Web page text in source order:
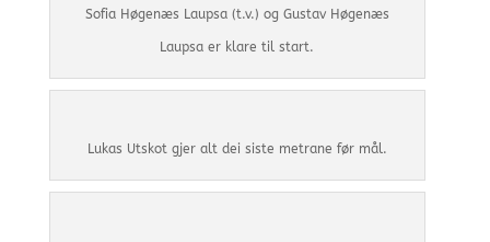
Sofia Høgenæs Laupsa (t.v.) og Gustav Høgenæs
Laupsa er klare til start.
Lukas Utskot gjer alt dei siste metrane før mål.